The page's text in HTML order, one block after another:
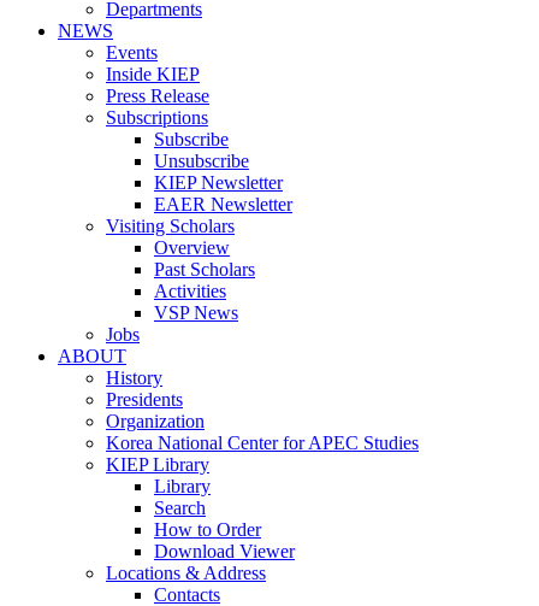
Departments
NEWS
Events
Inside KIEP
Press Release
Subscriptions
Subscribe
Unsubscribe
KIEP Newsletter
EAER Newsletter
Visiting Scholars
Overview
Past Scholars
Activities
VSP News
Jobs
ABOUT
History
Presidents
Organization
Korea National Center for APEC Studies
KIEP Library
Library
Search
How to Order
Download Viewer
Locations & Address
Contacts